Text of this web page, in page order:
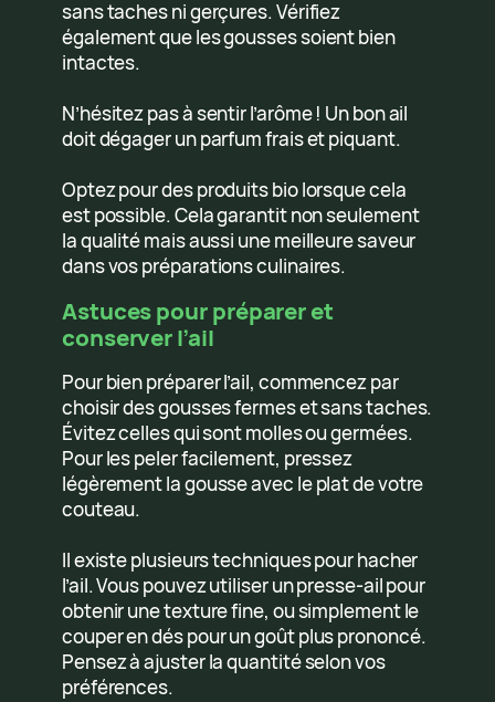
sans taches ni gerçures. Vérifiez
également que les gousses soient bien
intactes.
N’hésitez pas à sentir l’arôme ! Un bon ail
doit dégager un parfum frais et piquant.
Optez pour des produits bio lorsque cela
est possible. Cela garantit non seulement
la qualité mais aussi une meilleure saveur
dans vos préparations culinaires.
Astuces pour préparer et
conserver l’ail
Pour bien préparer l’ail, commencez par
choisir des gousses fermes et sans taches.
Évitez celles qui sont molles ou germées.
Pour les peler facilement, pressez
légèrement la gousse avec le plat de votre
couteau.
Il existe plusieurs techniques pour hacher
l’ail. Vous pouvez utiliser un presse-ail pour
obtenir une texture fine, ou simplement le
couper en dés pour un goût plus prononcé.
Pensez à ajuster la quantité selon vos
préférences.